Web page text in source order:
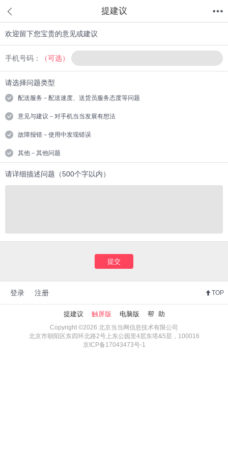
提建议
欢迎留下您宝贵的意见或建议
手机号码： （可选）
请选择问题类型
配送服务－配送速度、送货员服务态度等问题
意见与建议－对手机当当发展有想法
故障报错－使用中发现错误
其他－其他问题
请详细描述问题（500个字以内）
提交
登录 注册 TOP
提建议 触屏版 电脑版 帮 助
Copyright ©2026 北京当当网信息技术有限公司
北京市朝阳区东四环北路2号上东公园里4层东塔&5层，100016
京ICP备17043473号-1